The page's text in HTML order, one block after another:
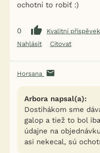
ochotní to robiť :)
0
Kvalitní příspěvek
Nahlásit
Citovat
Horsana
Arbora napsal(a):
Dostihákom sme
galop a tiež to bol
údajne na
asi nekecal, sú